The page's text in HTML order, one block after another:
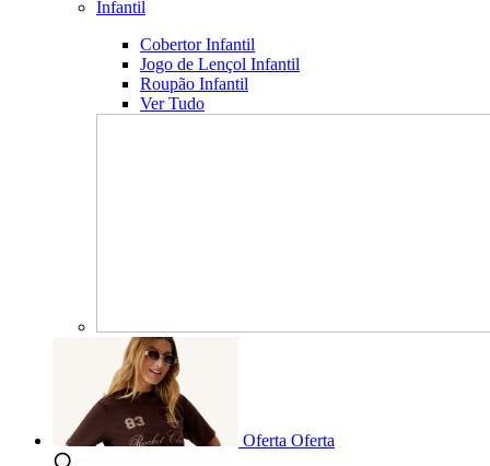
Infantil
Cobertor Infantil
Jogo de Lençol Infantil
Roupão Infantil
Ver Tudo
Oferta Oferta